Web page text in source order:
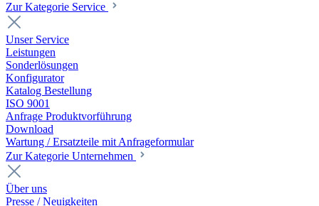
Zur Kategorie Service
Unser Service
Leistungen
Sonderlösungen
Konfigurator
Katalog Bestellung
ISO 9001
Anfrage Produktvorführung
Download
Wartung / Ersatzteile mit Anfrageformular
Zur Kategorie Unternehmen
Über uns
Presse / Neuigkeiten